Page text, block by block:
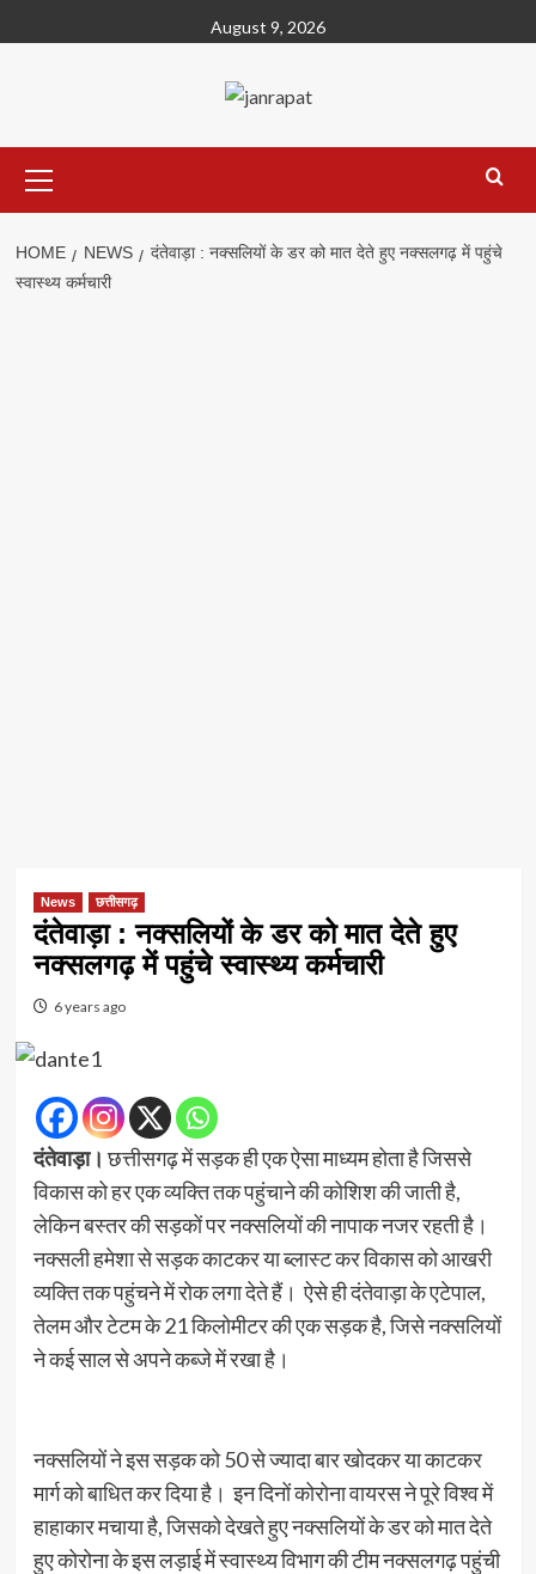
to
August 9, 2026
Menu
HOME NEWS
दंतेवाड़ा : नक्सलियों के डर को मात देते हुए नक्सलगढ़ में पहुंचे
स्वास्थ्य कर्मचारी
News छत्तीसगढ़
दंतेवाड़ा : नक्सलियों के डर को मात देते हुए
नक्सलगढ़ में पहुंचे स्वास्थ्य कर्मचारी
6 years ago
दंतेवाड़ा।छत्तीसगढ़ में सड़क ही एक ऐसा माध्यम होता है जिससे
विकास को हर एक व्यक्ति तक पहुंचाने की कोशिश की जाती है,
लेकिन बस्तर की सड़कों पर नक्सलियों की नापाक नजर रहती है।
नक्सली हमेशा से सड़क काटकर या ब्लास्ट कर विकास को आखरी
व्यक्ति तक पहुंचने में रोक लगा देते हैं। ऐसे ही दंतेवाड़ा के एटेपाल,
तेलम और टेटम के 21 किलोमीटर की एक सड़क है, जिसे नक्सलियों
ने कई साल से अपने कब्जे में रखा है।
नक्सलियों ने इस सड़क को 50 से ज्यादा बार खोदकर या काटकर
मार्ग को बाधित कर दिया है। इन दिनों कोरोना वायरस ने पूरे विश्व में
हाहाकार मचाया है, जिसको देखते हुए नक्सलियों के डर को मात देते
हुए कोरोना के इस लड़ाई में स्वास्थ्य विभाग की टीम नक्सलगढ़ पहुंची